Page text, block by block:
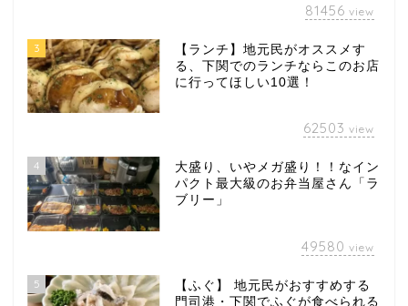
81456 view
3
【ランチ】地元民がオススメす
る、下関でのランチならこのお店
に行ってほしい10選！
62503 view
4
大盛り、いやメガ盛り！！なイン
パクト最大級のお弁当屋さん「ラ
ブリー」
49580 view
5
【ふぐ】 地元民がおすすめする
門司港・下関でふぐが食べられる